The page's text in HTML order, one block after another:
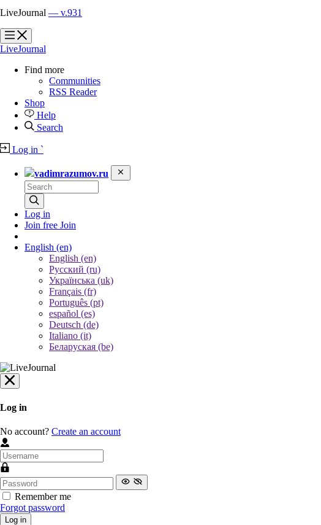
LiveJournal — v.931
?
?
LiveJournal
Find more
Communities
RSS Reader
Shop
Help
Search
Log in `
vadimrazumov.ru
Log in
Join free Join
English (en)
English (en)
Русский (ru)
Українська (uk)
Français (fr)
Português (pt)
español (es)
Deutsch (de)
Italiano (it)
Беларуская (be)
Log in
No account? Create an account
Remember me
Forgot password
Log in